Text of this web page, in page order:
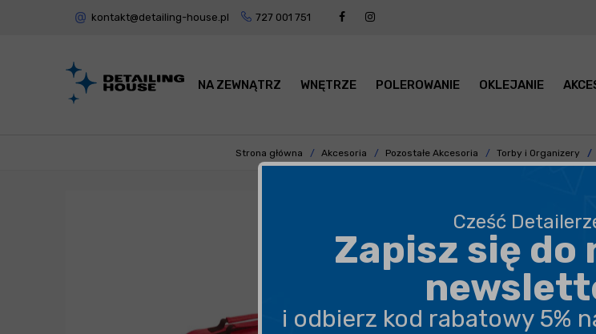
kontakt@detailing-house.pl 727 001 751
NA ZEWNĄTRZ WNĘTRZE POLEROWANIE OKLEJANIE
Strona główna Akcesoria Pozostałe Akcesoria Torby i Organizery
BEZPIECZNA WYSYŁKA
DARMOWA DOSTAWA OD 199,90
PROFESJONALNE DORADZTWO
Cześć
Zapisz się do
i odbierz kod rabatowy 5%